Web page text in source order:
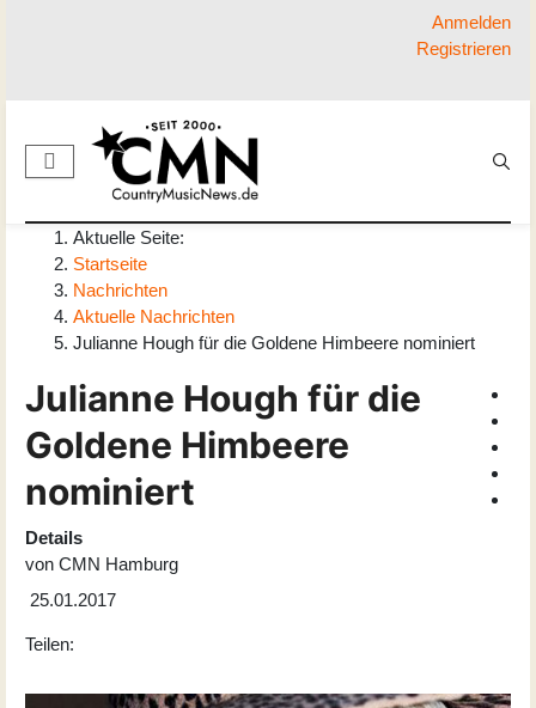
Anmelden
Registrieren
Aktuelle Seite:
Startseite
Nachrichten
Aktuelle Nachrichten
Julianne Hough für die Goldene Himbeere nominiert
Julianne Hough für die
Goldene Himbeere
nominiert
Details
von CMN Hamburg
25.01.2017
Teilen: